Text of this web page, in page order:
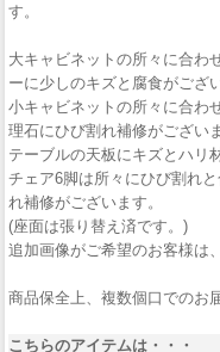
す。
大キャビネットの所々に合わ
ーに少しのキズと腐食がござ
小キャビネットの所々に合わ
理石にひび割れ補修がござい
テーブルの天板にキズとハリ
チェア6脚は所々にひび割れ
れ補修がございます。
(座面は張り替え済です。)
追加画像がご希望のお客様は
商品保全上、複数個口でのお
こちらのアイテムは・・・